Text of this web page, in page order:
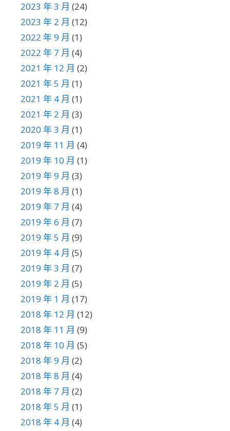
2023 年 3 月 (24)
2023 年 2 月 (12)
2022 年 9 月 (1)
2022 年 7 月 (4)
2021 年 12 月 (2)
2021 年 5 月 (1)
2021 年 4 月 (1)
2021 年 2 月 (3)
2020 年 3 月 (1)
2019 年 11 月 (4)
2019 年 10 月 (1)
2019 年 9 月 (3)
2019 年 8 月 (1)
2019 年 7 月 (4)
2019 年 6 月 (7)
2019 年 5 月 (9)
2019 年 4 月 (5)
2019 年 3 月 (7)
2019 年 2 月 (5)
2019 年 1 月 (17)
2018 年 12 月 (12)
2018 年 11 月 (9)
2018 年 10 月 (5)
2018 年 9 月 (2)
2018 年 8 月 (4)
2018 年 7 月 (2)
2018 年 5 月 (1)
2018 年 4 月 (4)